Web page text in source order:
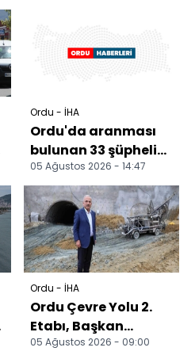
Ordu - İHA
Ordu'da aranması
bulunan 33 şüpheli
yakalandı
05 Ağustos 2026 - 14:47
Ordu - İHA
Ordu Çevre Yolu 2.
Etabı, Başkan
Güler'in
05 Ağustos 2026 - 09:00